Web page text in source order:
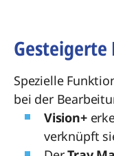
Spezielle
bei der
Vision+
verknüpft